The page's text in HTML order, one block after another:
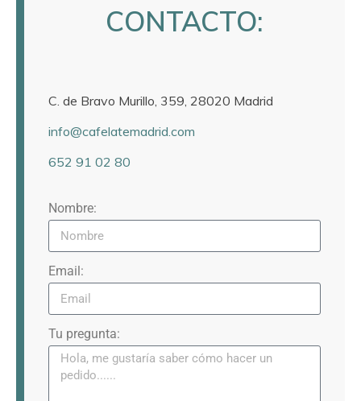
CONTACTO:
C. de Bravo Murillo, 359, 28020 Madrid
info@cafelatemadrid.com
652 91 02 80
Nombre:
Email:
Tu pregunta: